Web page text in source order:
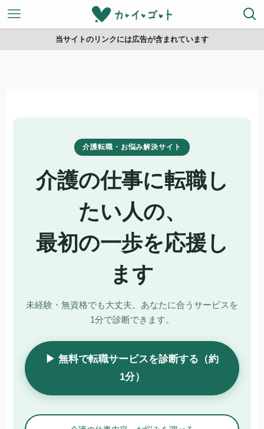
当サイトのリンクには広告が含まれています
介護転職・お悩み解決サイト
介護の仕事に転職し
たい人の、
最初の一歩を応援し
ます
未経験・無資格でも大丈夫。あなたに合うサービスを
1分で診断できます。
▶ 無料で転職サービスを診断する（約
1分）